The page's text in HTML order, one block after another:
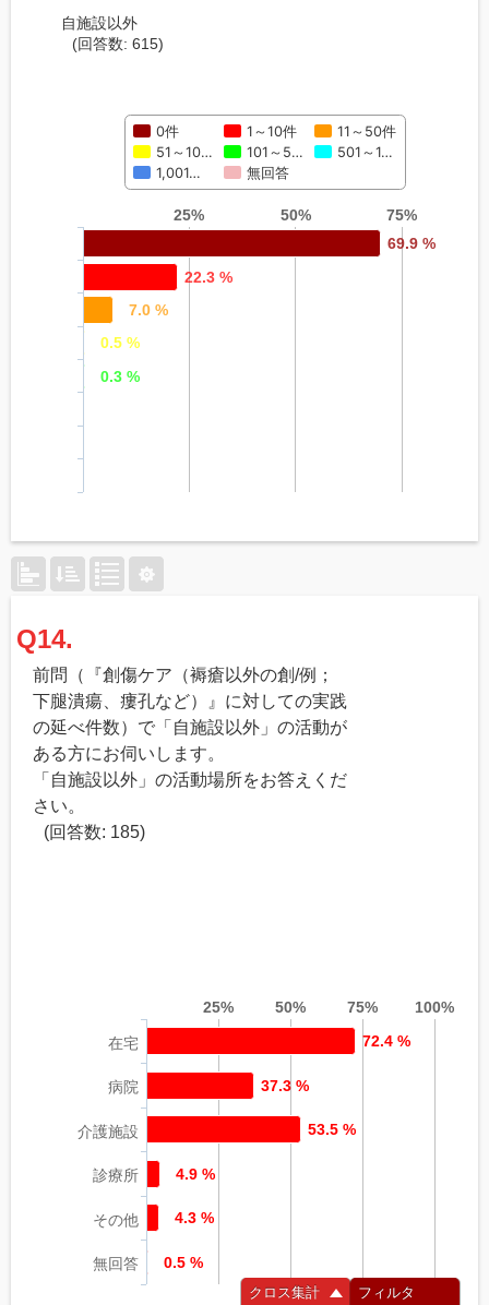
自施設以外
(回答数: 615)
0件 1～10件
11～50件
51～10…
101～5…
501～1…
1,001…
無回答
25% 50%
75%
69.9 %
22.3 %
7.0 %
0.5 %
0.3 %
Q14.
前問（『創傷ケア（褥瘡以外の創/例；
下腿潰瘍、瘻孔など）』に対しての実践
の延べ件数）で「自施設以外」の活動が
ある方にお伺いします。
「自施設以外」の活動場所をお答えくだ
さい。
(回答数: 185)
25% 50% 75% 100%
在宅
病院
介護施設
診療所
その他
無回答
72.4 %
37.3 %
53.5 %
4.9 %
4.3 %
0.5 %
クロス集計 フィルタ